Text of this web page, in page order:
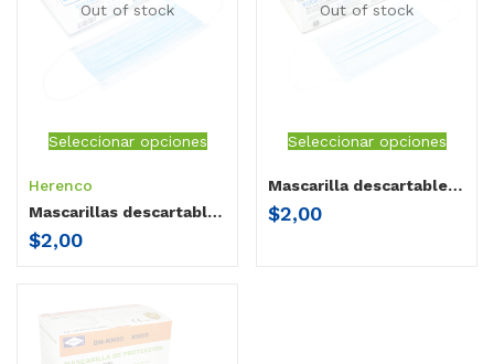
Out of stock
Seleccionar opciones
Herenco
Mascarillas descartables niños 6 a 12 años
$2,00
Out of stock
Seleccionar opciones
Mascarilla descartable con elástico Herenco para adulto
$2,00